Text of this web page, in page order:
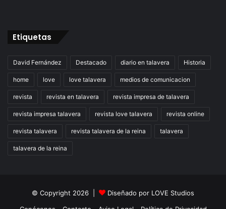
Etiquetas
David Fernández Destacado diario en talavera Historia
home love love talavera medios de comunicacion
revista revista en talavera revista impresa de talavera
revista impresa talavera revista love talavera revista online
revista talavera revista talavera de la reina talavera
talavera de la reina
© Copyright 2026 | Diseñado por LOVE Studios